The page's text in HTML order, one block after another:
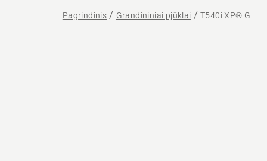
Pagrindinis Grandininiai pjūklai T540i XP® G